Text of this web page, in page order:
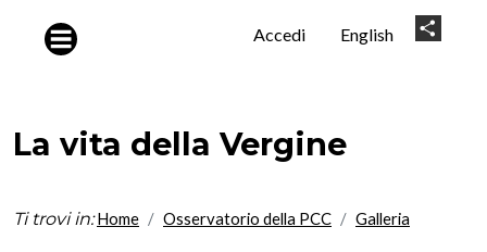
User
Accedi English
La vita della Vergine
Ti trovi in: Home Osservatorio della PCC Galleria